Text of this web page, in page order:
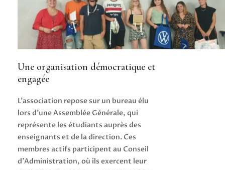
Une organisation démocratique et
engagée
L’association repose sur un bureau élu
lors d’une Assemblée Générale, qui
représente les étudiants auprès des
enseignants et de la direction. Ces
membres actifs participent au Conseil
d’Administration, où ils exercent leur